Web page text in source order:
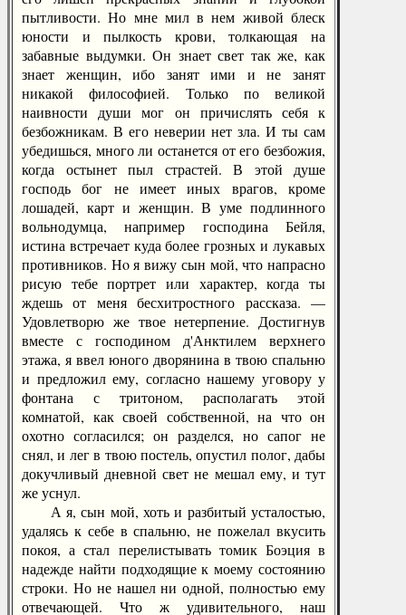
пытливости. Но мне мил в нем живой блеск
юности и пылкость крови, толкающая на
забавные выдумки. Он знает свет так же, как
знает женщин, ибо занят ими и не занят
никакой философией. Только по великой
наивности души мог он причислять себя к
безбожникам. В его неверии нет зла. И ты сам
убедишься, много ли останется от его безбожия,
когда остынет пыл страстей. В этой душе
господь бог не имеет иных врагов, кроме
лошадей, карт и женщин. В уме подлинного
вольнодумца, например господина Бейля,
истина встречает куда более грозных и лукавых
противников. Нo я вижу сын мой, что напрасно
рисую тебе портрет или характер, когда ты
ждешь от меня бесхитростного рассказа. —
Удовлетворю же твое нетерпение. Достигнув
вместе с господином д'Анктилем верхнего
этажа, я ввел юного дворянина в твою спальню
и предложил ему, согласно нашему уговору у
фонтана с тритоном, располагать этой
комнатой, как своей собственной, на что он
охотно согласился; он разделся, но сапог не
снял, и лег в твою постель, опустил полог, дабы
докучливый дневной свет не мешал ему, и тут
же уснул.
А я, сын мой, хоть и разбитый усталостью,
удалясь к себе в спальню, не пожелал вкусить
покоя, а стал перелистывать томик Боэция в
надежде найти подходящие к моему состоянию
строки. Но не нашел ни одной, полностью ему
отвечающей. Что ж удивительного, наш